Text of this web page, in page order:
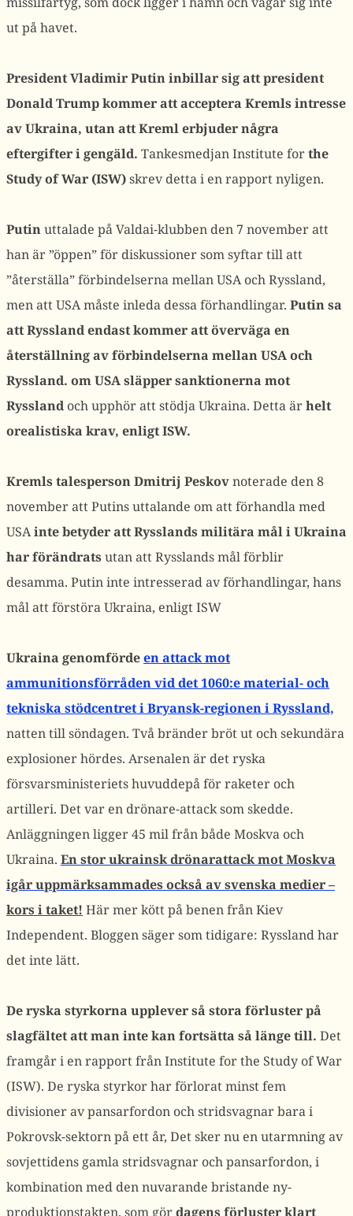
ut på havet.
President Vladimir Putin inbillar sig att president
Donald Trump kommer att acceptera Kremls intresse
av Ukraina, utan att Kreml erbjuder några
eftergifter i gengäld. Tankesmedjan Institute forthe
Study of War (ISW)skrev detta i en rapport nyligen.
Putinuttalade på Valdai-klubben den 7 november att
han är ”öppen” för diskussioner som syftar till att
”återställa” förbindelserna mellan USA och Ryssland,
men att USA måste inleda dessa förhandlingar. Putin sa
att Ryssland endast kommer att överväga en
återställning av förbindelserna mellan USA och
Ryssland. om USA släpper sanktionerna mot
Ryssland och upphör att stödja Ukraina. Detta ärhelt
orealistiska krav, enligt ISW.
Kremls talesperson Dmitrij Peskovnoterade den 8
november att Putins uttalande om att förhandla med
USAinte betyder att Rysslands militära mål i Ukraina
har förändrats utan att Rysslands mål förblir
desamma. Putin inte intresserad av förhandlingar, hans
mål att förstöra Ukraina, enligt ISW
Ukraina genomfördeen attack mot
ammunitionsförråden vid det 1060:e material- och
tekniska stödcentret i Bryansk-regionen i Ryssland,
natten till söndagen. Två bränder bröt ut och sekundära
explosioner hördes. Arsenalen är det ryska
försvarsministeriets huvuddepå för raketer och
artilleri. Det var en drönare-attack som skedde.
Anläggningen ligger 45 mil från både Moskva och
Ukraina. En stor ukrainsk drönarattack mot Moskva
igår uppmärksammades också av svenska medier –
kors i taket! Här mer kött på benen från Kiev
Independent. Bloggen säger som tidigare: Ryssland har
det inte lätt.
De ryska styrkorna upplever så stora förluster på
slagfältet att man inte kan fortsätta så länge till. Det
framgår i en rapport från Institute for the Study of War
(ISW). De ryska styrkor har förlorat minst fem
divisioner av pansarfordon och stridsvagnar bara i
Pokrovsk-sektorn på ett år, Det sker nu en utarmning av
sovjettidens gamla stridsvagnar och pansarfordon, i
kombination med den nuvarande bristande ny-
produktionstakten, som gördagens förluster klart